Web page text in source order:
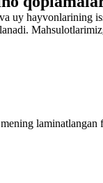
uy hayvonlarining